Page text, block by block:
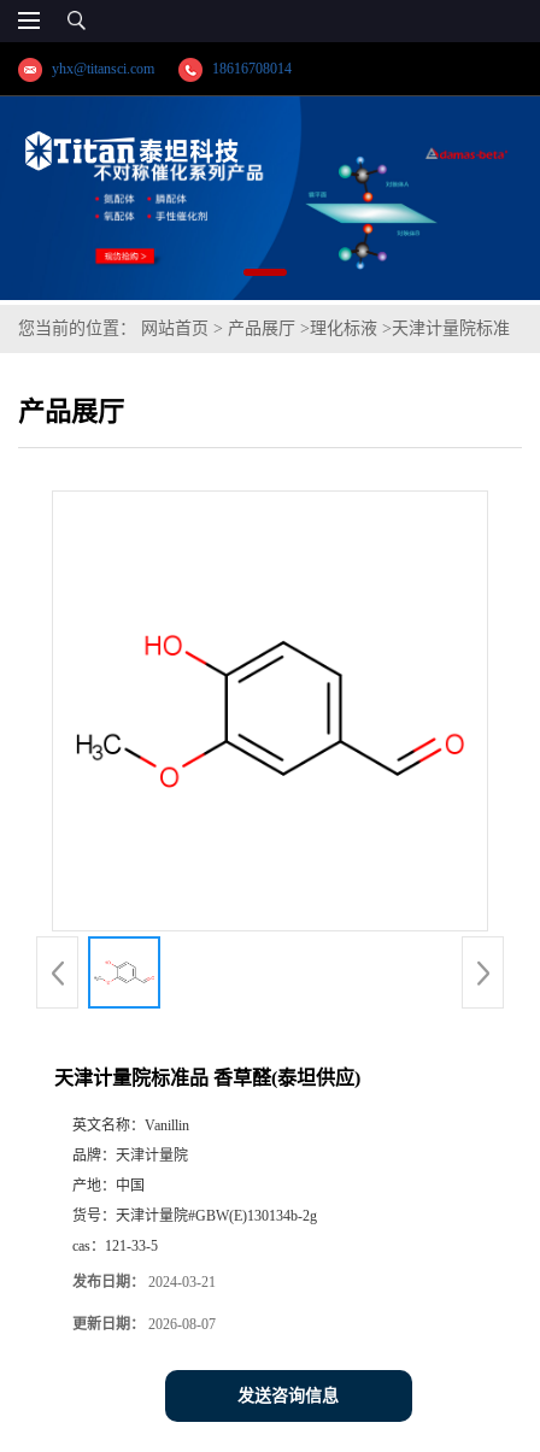
yhx@titansci.com 18616708014
您当前的位置： 网站首页 > 产品展厅 >理化标液 >天津计量院标准
产品展厅
天津计量院标准品 香草醛(泰坦供应)
英文名称： Vanillin
品牌： 天津计量院
产地： 中国
货号： 天津计量院#GBW(E)130134b-2g
cas： 121-33-5
发布日期： 2024-03-21
更新日期： 2026-08-07
发送咨询信息